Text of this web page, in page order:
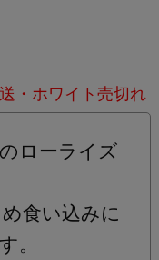
・ホワイト売切れ
ローライズ
食い込みに
。